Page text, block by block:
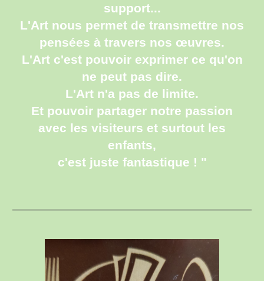
support...
L'Art nous permet de transmettre nos
pensées à travers nos œuvres.
L'Art c'est pouvoir exprimer ce qu'on
ne peut pas dire.
L'Art n'a pas de limite.
Et pouvoir partager notre passion
avec les visiteurs et surtout les
enfants,
c'est juste fantastique ! "